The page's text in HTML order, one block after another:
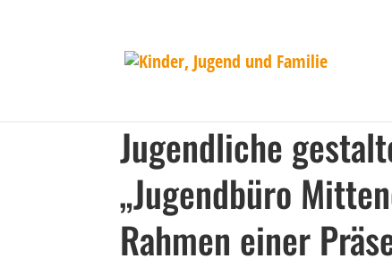
Jugendliche
„Jugendbüro
Rahmen einer